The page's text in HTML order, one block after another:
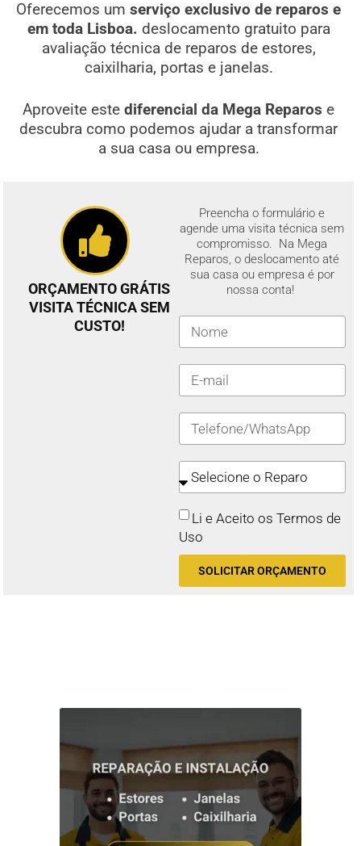
Oferecemos um serviço exclusivo de reparos e
em toda Lisboa. deslocamento gratuito para
avaliação técnica de reparos de estores,
caixilharia, portas e janelas.
Aproveite estediferencial da Mega Reparos e
descubra como podemos ajudar a transformar
a sua casa ou empresa.
ORÇAMENTO GRÁTIS
VISITA TÉCNICA SEM
CUSTO!
Preencha o formulário e
agende uma visita técnica sem
compromisso. Na Mega
Reparos, o deslocamento até
sua casa ou empresa é por
nossa conta!
Li e Aceito os Termos de
Uso
SOLICITAR ORÇAMENTO